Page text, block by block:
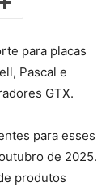
para placas
Pascal e
GTX.
para esses
de 2025.
produtos